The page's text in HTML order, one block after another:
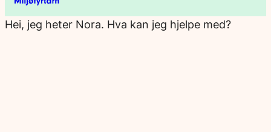
Hei, jeg heter Nora. Hva kan jeg hjelpe med?